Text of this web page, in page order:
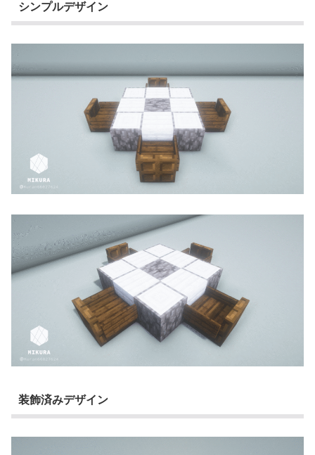
シンプルデザイン
装飾済みデザイン